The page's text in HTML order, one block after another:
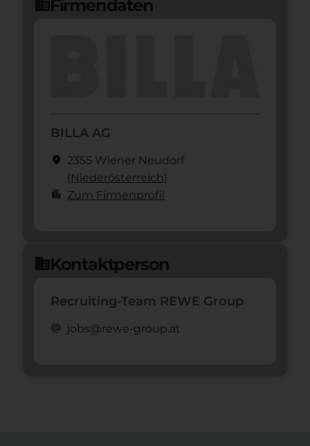
domainFirmendaten
BILLA AG
location_on 2355 Wiener Neudorf
(Nieder­österreich)
apartment Zum Firmenprofil
domainKontaktperson
Recruiting-Team REWE Group
alternate_email jobs@rewe-group.at